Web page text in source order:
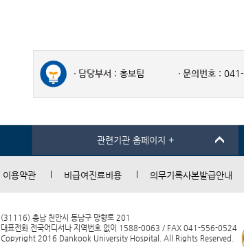
담당부서 : 홍보팀 문의번호 :
관련기관 홈페이지 +
이용약관 비급여진료비용 의무기록사본발급안내
(31116) 충남 천안시 동남구 망향로 201
대표전화 전국어디서나 지역번호 없이 1588-0063 / FAX 041-556-0524
Copyright 2016 Dankook University Hospital. All Rights Reserved.